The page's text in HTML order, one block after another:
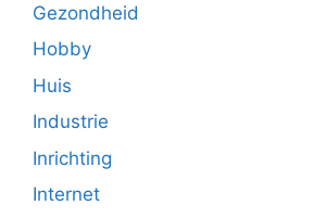
Gezondheid
Hobby
Huis
Industrie
Inrichting
Internet